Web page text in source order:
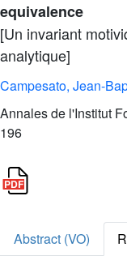
equivalence
[Un invariant
analytique]
Campesato, Jean-
Annales de l'Institut
196
Abstract (VO)